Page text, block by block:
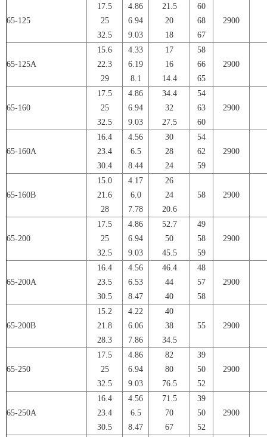
65-125
17.5
25
32.5
4.86
6.94
9.03
21.5
20
18
60
68
67
2900
65-125A
15.6
22.3
29
4.33
6.19
8.1
17
16
14.4
58
66
65
2900
65-160
17.5
25
32.5
4.86
6.94
9.03
34.4
32
27.5
54
63
60
2900
65-160A
16.4
23.4
30.4
4.56
6.5
8.44
30
28
24
54
62
59
2900
65-160B
15.0
21.6
28
4.17
6.0
7.78
26
24
20.6
58 2900
65-200
17.5
25
32.5
4.86
6.94
9.03
52.7
50
45.5
49
58
59
2900
65-200A
16.4
23.5
30.5
4.56
6.53
8.47
46.4
44
40
48
57
58
2900
65-200B
15.2
21.8
28.3
4.22
6.06
7.86
40
38
34.5
55 2900
65-250
17.5
25
32.5
4.86
6.94
9.03
82
80
76.5
39
50
52
2900
65-250A
16.4
23.4
30.5
4.56
6.5
8.47
71.5
70
67
39
50
52
2900